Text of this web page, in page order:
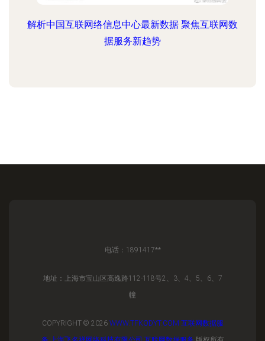
解析中国互联网络信息中心最新数据 聚焦互联网数
据服务新趋势
电话：1891417**
地址：上海市宝山区高逸路112-118号2、3、4、5、6、7
幢
COPYRIGHT © 2026 WWW.TFKODYT.COM 互联网数据服